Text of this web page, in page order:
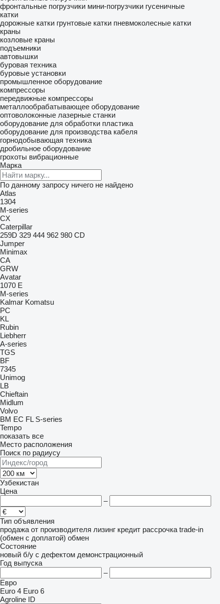
фронтальные погрузчики мини-погрузчики гусеничные
катки
дорожные катки грунтовые катки пневмоколесные катки
краны
козловые краны
подъемники
автовышки
буровая техника
буровые установки
промышленное оборудование
компрессоры
передвижные компрессоры
металлообрабатывающее оборудование
оптоволоконные лазерные станки
оборудование для обработки пластика
оборудование для производства кабеля
горнодобывающая техника
дробильное оборудование
грохоты вибрационные
Марка
По данному запросу ничего не найдено
Atlas
1304
M-series
CX
Caterpillar
259D 329 444 962 980 CD
Jumper
Minimax
CA
GRW
Avatar
1070 E
M-series
Kalmar Komatsu
PC
KL
Rubin
Liebherr
A-series
TGS
BF
7345
Unimog
LB
Chieftain
Midlum
Volvo
BM EC FL S-series
Tempo
показать все
Место расположения
Поиск по радиусу
Узбекистан
Цена
–
Тип объявления
продажа от производителя лизинг кредит рассрочка trade-in
(обмен с доплатой) обмен
Состояние
новый б/у с дефектом демонстрационный
Год выпуска
–
Евро
Euro 4 Euro 6
Agroline ID